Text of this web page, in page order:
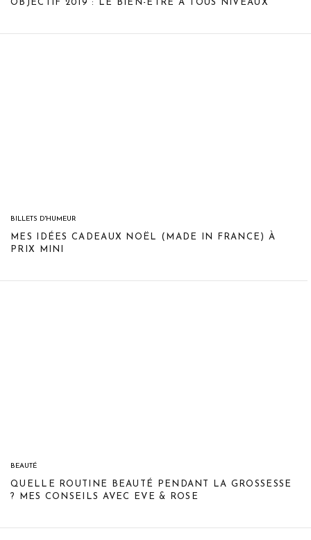
OBJECTIF 2019 : LE BIEN-ÊTRE À TOUS NIVEAUX
BILLETS D'HUMEUR
MES IDÉES CADEAUX NOËL (MADE IN FRANCE) À
PRIX MINI
BEAUTÉ
QUELLE ROUTINE BEAUTÉ PENDANT LA GROSSESSE
? MES CONSEILS AVEC EVE & ROSE